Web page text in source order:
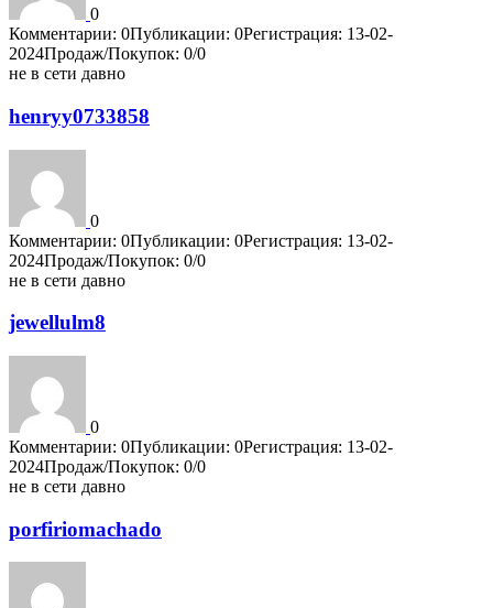
0
Комментарии: 0Публикации: 0Регистрация: 13-02-
2024Продаж/Покупок: 0/0
не в сети давно
henryy0733858
0
Комментарии: 0Публикации: 0Регистрация: 13-02-
2024Продаж/Покупок: 0/0
не в сети давно
jewellulm8
0
Комментарии: 0Публикации: 0Регистрация: 13-02-
2024Продаж/Покупок: 0/0
не в сети давно
porfiriomachado